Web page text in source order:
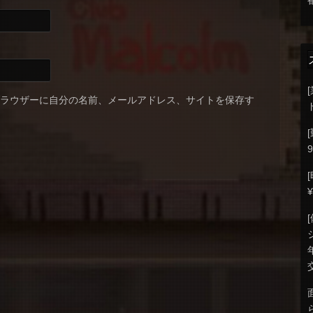
ウザーに自分の名前、メールアドレス、サイトを保存す
[
[
[
[